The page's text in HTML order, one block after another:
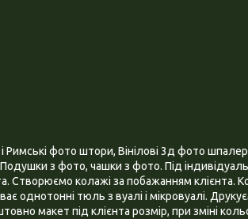
фото штори, Вінілові 3д фото
з фото, чашки з фото. Під
колажі за побажанням клієнта.
однотонні тюль з вуалі і мікровуалі.
макет під клієнта розмір, при зміні